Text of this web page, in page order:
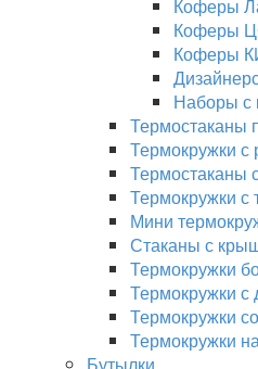
Коферы
Коферы
Коферы
Наборы с
Термостаканы
Термокружки с
Термостаканы
Термокружки с
Мини
Стаканы с
Термокружки
Термокружки с
Термокружки
Термокружки